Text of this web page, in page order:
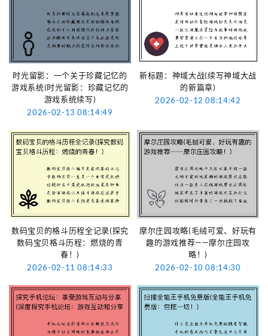
时光留影：一个关于珍藏记忆的
游戏系统(时光留影：珍藏记忆的
游戏系统续写)
2026-02-13 08:14:49
新标题：神域大战(续写神域大战
的新篇章)
2026-02-12 08:14:42
数码宝贝的格斗历程全记录(探究
数码宝贝格斗历程：燃烧的青
春！)
2026-02-11 08:14:33
摩尔庄园攻略(毛绒可爱、好玩有
趣的游戏推荐——摩尔庄园攻
略！)
2026-02-10 08:14:30